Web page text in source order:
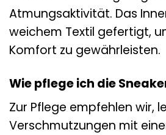
Atmungsaktivität. Das
weichem Textil gefertigt,
Komfort zu gewährleisten.
Wie pflege ich die
Zur Pflege empfehlen wir,
Verschmutzungen mit